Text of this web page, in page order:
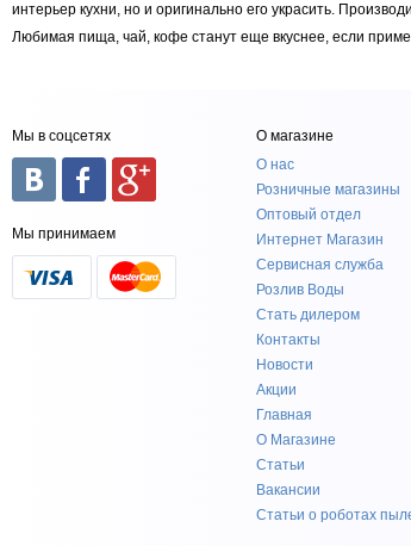
интерьер кухни, но и оригинально его украсить.
Любимая пища, чай, кофе станут еще вкуснее, если
Мы в соцсетях
Мы принимаем
О магазине
О нас
Розничные магазины
Оптовый отдел
Интернет Магазин
Сервисная служба
Розлив Воды
Стать дилером
Контакты
Новости
Акции
Главная
О Магазине
Статьи
Вакансии
Статьи о роботах